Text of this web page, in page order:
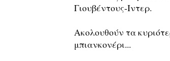
Γιουβέντους-Ιντερ.
Ακολουθούν τα
μπιανκονέρι...